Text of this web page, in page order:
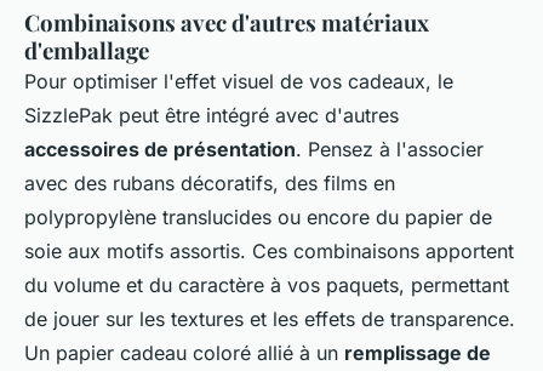
Combinaisons avec d'autres matériaux
d'emballage
Pour optimiser l'effet visuel de vos cadeaux, le
SizzlePak peut être intégré avec d'autres
accessoires de présentation. Pensez à l'associer
avec des rubans décoratifs, des films en
polypropylène translucides ou encore du papier de
soie aux motifs assortis. Ces combinaisons apportent
du volume et du caractère à vos paquets, permettant
de jouer sur les textures et les effets de transparence.
Un papier cadeau coloré allié à un remplissage de